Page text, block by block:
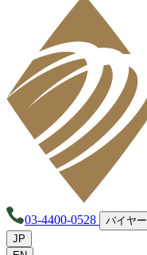
03-4400-0528 バイヤ
JP